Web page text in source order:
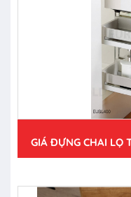
GIÁ ĐỰNG CHAI LỌ